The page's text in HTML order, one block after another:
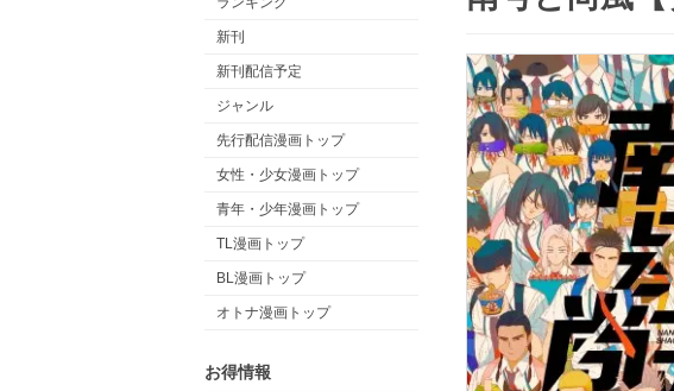
新刊
新刊配信予定
ジャンル
先行配信漫画トップ
女性・少女漫画トップ
青年・少年漫画トップ
TL漫画トップ
BL漫画トップ
オトナ漫画トップ
お得情報